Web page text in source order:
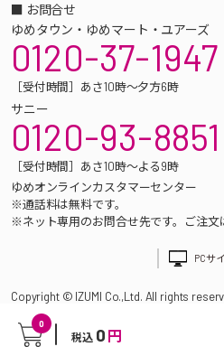
0
税込 0 円
■ お問合せ
ゆめタウン・ゆめマート・ユアーズ
0120-37-1947
［受付時間］あさ10時～夕方6時
サニー
0120-93-8851
［受付時間］あさ10時～よる9時
ゆめオンラインカスタマーセンター
※通話料は無料です。
※ネット専用のお問合せ先です。ご注文
PCサ
Copyright © IZUMI Co.,Ltd. All rights